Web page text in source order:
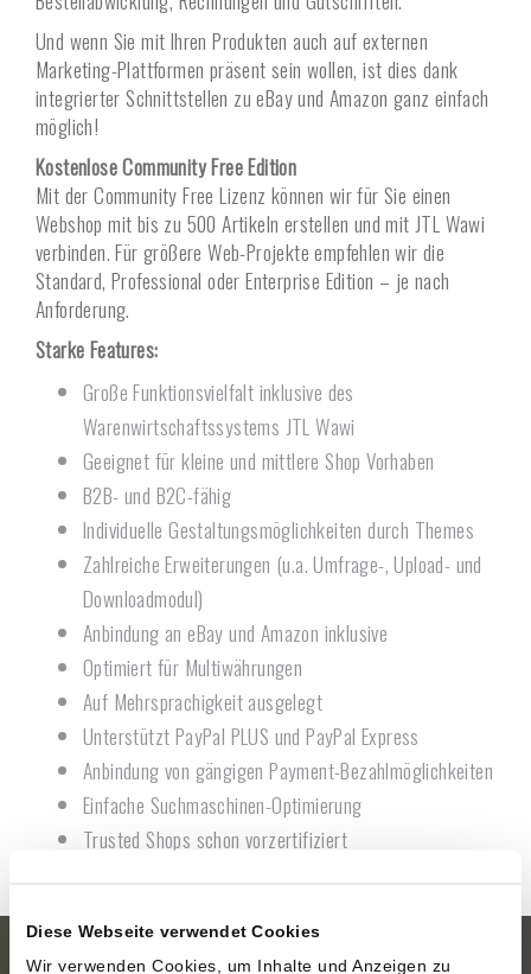
Diese Webseite verwendet Cookies
Wir verwenden Cookies, um Inhalte und Anzeigen zu
Und wenn Sie mit Ihren Produkten auch auf externen
Marketing-Plattformen präsent sein wollen, ist dies dank
integrierter Schnittstellen zu eBay und Amazon ganz einfach
möglich!
Kostenlose Community Free Edition
Mit der Community Free Lizenz können wir für Sie einen
Webshop mit bis zu 500 Artikeln erstellen und mit JTL Wawi
verbinden. Für größere Web-Projekte empfehlen wir die
Standard, Professional oder Enterprise Edition – je nach
Anforderung.
Starke Features:
Große Funktionsvielfalt inklusive des
Warenwirtschaftssystems JTL Wawi
Geeignet für kleine und mittlere Shop Vorhaben
B2B- und B2C-fähig
Individuelle Gestaltungsmöglichkeiten durch Themes
Zahlreiche Erweiterungen (u.a. Umfrage-, Upload- und
Downloadmodul)
Anbindung an eBay und Amazon inklusive
Optimiert für Multiwährungen
Auf Mehrsprachigkeit ausgelegt
Unterstützt PayPal PLUS und PayPal Express
Anbindung von gängigen Payment-Bezahlmöglichkeiten
Einfache Suchmaschinen-Optimierung
Trusted Shops schon vorzertifiziert